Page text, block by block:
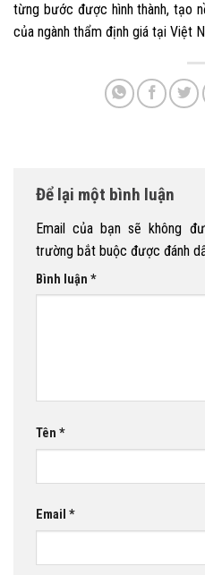
từng bước được hình thành, tạo
của ngành thẩm định giá tại Việt
Để lại một bình luận
Email của bạn sẽ không
trường bắt buộc được đánh
Bình luận *
Tên *
Email *